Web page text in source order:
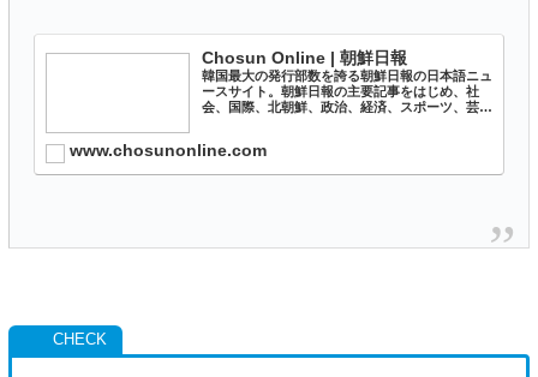
Chosun Online | 朝鮮日報
韓国最大の発行部数を誇る朝鮮日報の日本語ニュ
ースサイト。朝鮮日報の主要記事をはじめ、社
会、国際、北朝鮮、政治、経済、スポーツ、芸能
www.chosunonline.com